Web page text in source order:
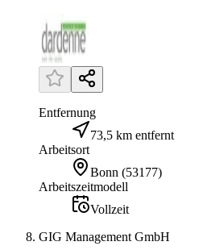
Entfernung
73,5 km entfernt
Arbeitsort
Bonn (53177)
Arbeitszeitmodell
Vollzeit
GIG Management GmbH